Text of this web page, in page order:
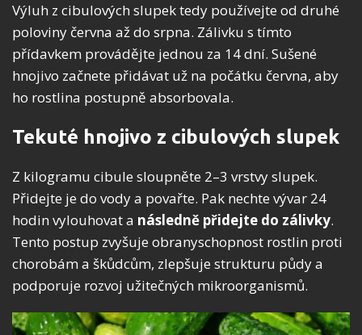
Výluh z cibulových slupek tedy používejte od druhé
poloviny června až do srpna. Zálivku s tímto
přídavkem provádějte jednou za 14 dní. Sušené
hnojivo začnete přidávat už na počátku června, aby
ho rostlina postupně absorbovala.
Tekuté hnojivo z cibulových slupek
Z kilogramu cibule sloupněte 2–3 vrstvy slupek.
Přidejte je do vody a povařte. Pak nechte vývar 24
hodin vylouhovat a následně přidejte do zálivky.
Tento postup zvyšuje obranyschopnost rostlin proti
chorobám a škůdcům, zlepšuje strukturu půdy a
podporuje rozvoj užitečných mikroorganismů.